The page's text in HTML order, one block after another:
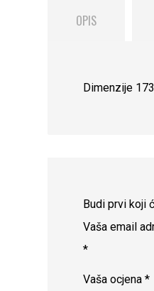
OPIS
Dimenzije
Budi prvi koji
Vaša email
*
Vaša ocjena*